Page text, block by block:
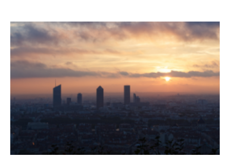
Émissions
de
gaz
à
de
serre
:
des
résultats